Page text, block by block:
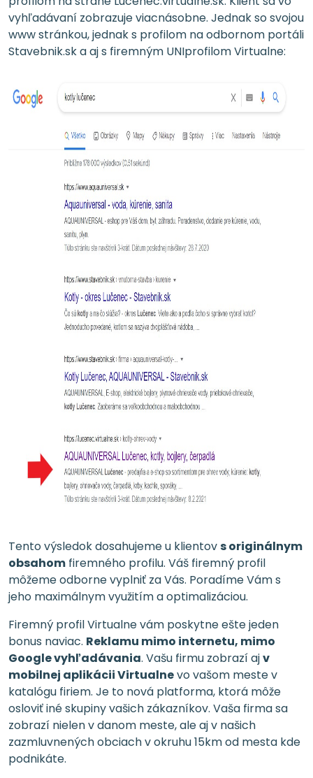
vyhľadávaní zobrazuje viacnásobne. Jednak so svojou
www stránkou, jednak s profilom na odbornom portáli
Stavebnik.sk a aj s firemným UNIprofilom Virtualne:
Tento výsledok dosahujeme u klientovs originálnym
obsahom firemného profilu. Váš firemný profil
môžeme odborne vyplniť za Vás. Poradíme Vám s
jeho maximálnym využitím a optimalizáciou.
Firemný profil Virtualne vám poskytne ešte jeden
bonus naviac. Reklamu mimo internetu, mimo
Google vyhľadávania. Vašu firmu zobrazí ajv
mobilnej aplikácii Virtualnevo vašom meste v
katalógu firiem. Je to nová platforma, ktorá môže
osloviť iné skupiny vašich zákazníkov. Vaša firma sa
zobrazí nielen v danom meste, ale aj v našich
zazmluvnených obciach v okruhu 15km od mesta kde
podnikáte.